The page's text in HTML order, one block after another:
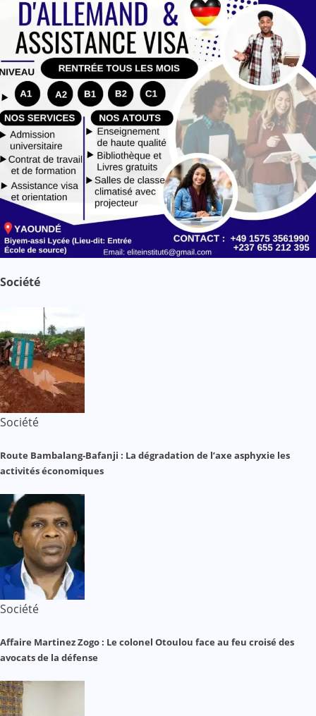
Société
Société
Route Bambalang-Bafanji : La dégradation de l’axe asphyxie les
activités économiques
Société
Affaire Martinez Zogo : Le colonel Otoulou face au feu croisé des
avocats de la défense